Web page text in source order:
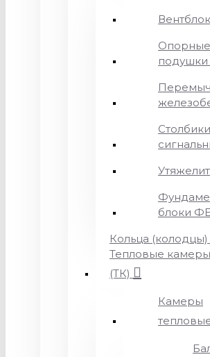
Опорные
Столбики
блоки
Кольца (колодцы)
Тепловые камеры
(ТК)
Камеры